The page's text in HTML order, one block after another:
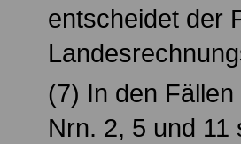
entscheidet der
(7) In den
Nrn. 2, 5 und